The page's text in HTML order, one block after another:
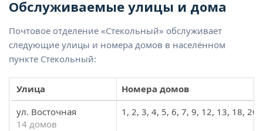
Обслуживаемые улицы и дома
Почтовое отделение «Стекольный» обслуживает
следующие улицы и номера домов в населённом
пункте Стекольный:
Улица
Номера домов
ул. Восточная
14 домов
1, 2, 3, 4, 5, 6, 7, 9, 12, 13, 18,